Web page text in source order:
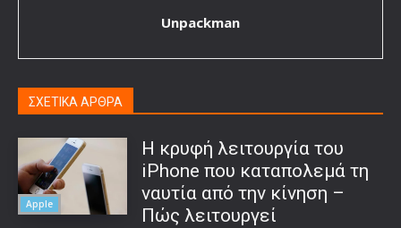
Unpackman
ΣΧΕΤΙΚΑ ΑΡΘΡΑ
Apple
Η κρυφή λειτουργία του
iPhone που καταπολεμά τη
ναυτία από την κίνηση –
Πώς λειτουργεί